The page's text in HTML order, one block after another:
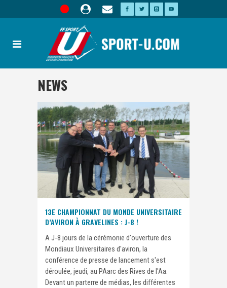
NEWS
13E CHAMPIONNAT DU MONDE UNIVERSITAIRE
D’AVIRON À GRAVELINES : J-8 !
A J-8 jours de la cérémonie d'ouverture des
Mondiaux Universitaires d'aviron, la
conférence de presse de lancement s'est
déroulée, jeudi, au PAarc des Rives de l'Aa.
Devant un parterre de médias, les différentes